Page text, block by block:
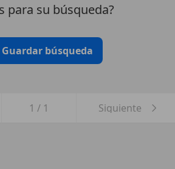
para su búsqueda?
Guardar búsqueda
1 / 1 Siguiente